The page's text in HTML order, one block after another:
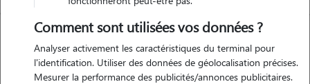
Comment sont utilisées vos données ?
Analyser activement les caractéristiques du terminal pour
l'identification. Utiliser des données de géolocalisation précises.
Mesurer la performance des publicités/annonces publicitaires.